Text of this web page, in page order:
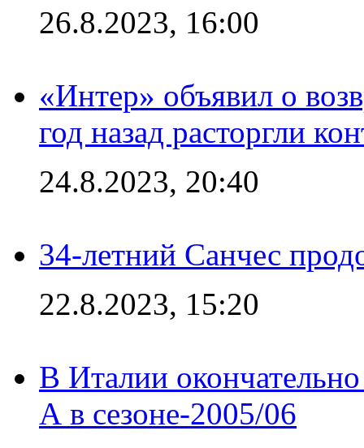
26.8.2023, 16:00
«Интер» объявил о
год назад расторгли
24.8.2023, 20:40
34-летний Санчес
22.8.2023, 15:20
В Италии
А в сезоне-2005/06